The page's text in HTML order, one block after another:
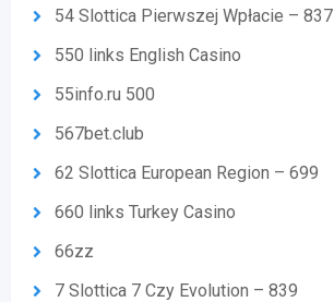
54 Slottica Pierwszej Wpłacie – 837
550 links English Casino
55info.ru 500
567bet.club
62 Slottica European Region – 699
660 links Turkey Casino
66zz
7 Slottica 7 Czy Evolution – 839